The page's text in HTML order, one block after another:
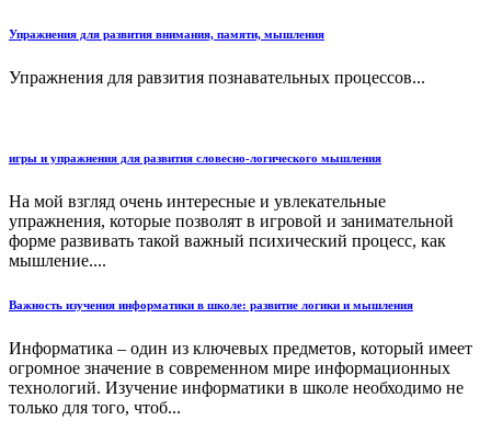
Упражнения для развития внимания, памяти, мышления
Упражнения для равзития познавательных процессов...
игры и упражнения для развития словесно-логического мышления
На мой взгляд очень интересные и увлекательные
упражнения, которые позволят в игровой и занимательной
форме развивать такой важный психический процесс, как
мышление....
Важность изучения информатики в школе: развитие логики и мышления
Информатика – один из ключевых предметов, который имеет
огромное значение в современном мире информационных
технологий. Изучение информатики в школе необходимо не
только для того, чтоб...